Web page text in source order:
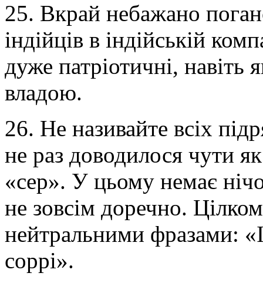
25. Вкрай небажано
індійців в індійській
дуже патріотичні, навіть
владою.
26. Не називайте всіх
не раз доводилося чути
«сер». У цьому немає
не зовсім доречно.
нейтральними фразами:
соррі».